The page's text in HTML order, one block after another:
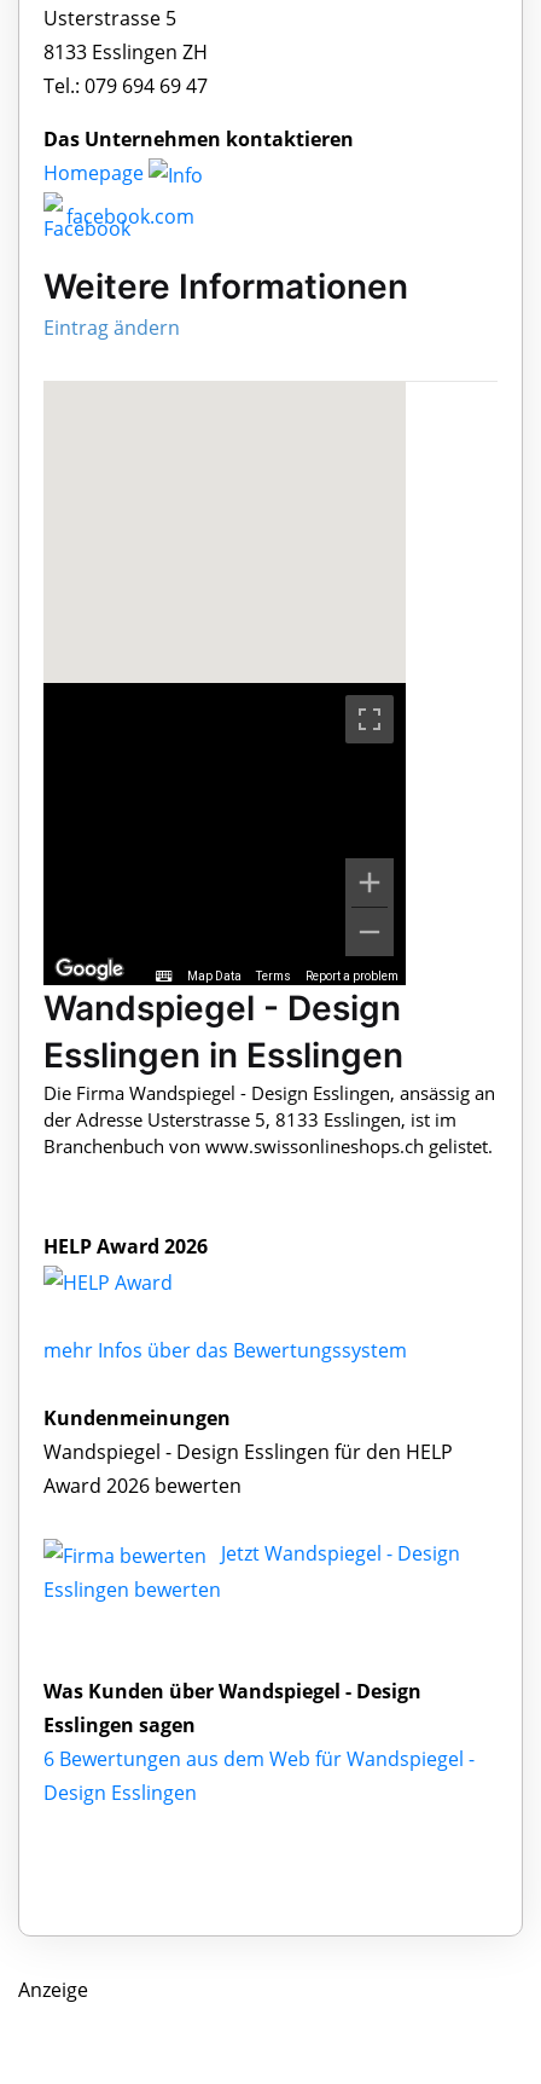
Usterstrasse 5
8133 Esslingen ZH
Tel.: 079 694 69 47
Das Unternehmen kontaktieren
Homepage
facebook.com
Weitere Informationen
Eintrag ändern
Map Data Terms Report a problem
Wandspiegel - Design
Esslingen in Esslingen
Die Firma Wandspiegel - Design Esslingen, ansässig an
der Adresse Usterstrasse 5, 8133 Esslingen, ist im
Branchenbuch von www.swissonlineshops.ch gelistet.
HELP Award 2026
mehr Infos über das Bewertungssystem
Kundenmeinungen
Wandspiegel - Design Esslingen für den HELP
Award 2026 bewerten
Jetzt Wandspiegel - Design
Esslingen bewerten
Was Kunden über Wandspiegel - Design
Esslingen sagen
6 Bewertungen aus dem Web für Wandspiegel -
Design Esslingen
Anzeige